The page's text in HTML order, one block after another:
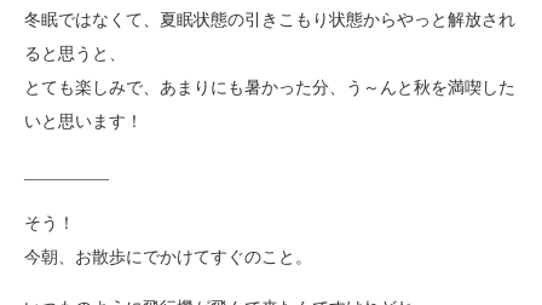
冬眠ではなくて、夏眠状態の引きこもり状態からやっと解放され
ると思うと、
とても楽しみで、あまりにも暑かった分、う～んと秋を満喫した
いと思います！
そう！
今朝、お散歩にでかけてすぐのこと。